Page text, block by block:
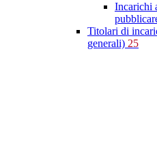
Incarichi
Titolari di
generali) 25